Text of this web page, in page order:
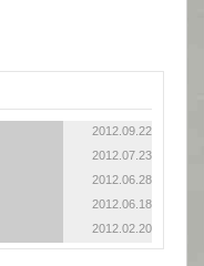
2012.09.22
2012.07.23
2012.06.28
2012.06.18
2012.02.20